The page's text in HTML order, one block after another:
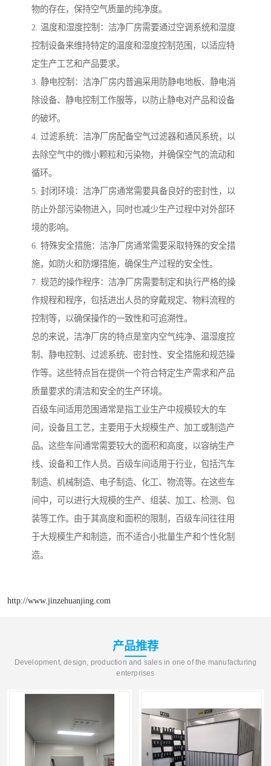
物的存在，保持空气质量的纯净度。
2. 温度和湿度控制：洁净厂房需要通过空调系统和湿度
控制设备来维持特定的温度和湿度控制范围，以适应特
定生产工艺和产品要求。
3. 静电控制：洁净厂房内普遍采用防静电地板、静电消
除设备、静电控制工作服等，以防止静电对产品和设备
的破坏。
4. 过滤系统：洁净厂房配备空气过滤器和通风系统，以
去除空气中的微小颗粒和污染物，并确保空气的流动和
循环。
5. 封闭环境：洁净厂房通常需要具备良好的密封性，以
防止外部污染物进入，同时也减少生产过程中对外部环
境的影响。
6. 特殊安全措施：洁净厂房通常需要采取特殊的安全措
施，如防火和防爆措施，确保生产过程的安全性。
7. 规范的操作程序：洁净厂房需要制定和执行严格的操
作规程和程序，包括进出人员的穿戴规定、物料流程的
控制等，以确保操作的一致性和可追溯性。
总的来说，洁净厂房的特点是室内空气纯净、温湿度控
制、静电控制、过滤系统、密封性、安全措施和规范操
作等。这些特点旨在提供一个符合特定生产需求和产品
质量要求的清洁和安全的生产环境。
百级车间适用范围通常是指工业生产中规模较大的车
间，设备且工艺，主要用于大规模生产、加工或制造产
品。这些车间通常需要较大的面积和高度，以容纳生产
线、设备和工作人员。百级车间适用于行业，包括汽车
制造、机械制造、电子制造、化工、物流等。在这些车
间中，可以进行大规模的生产、组装、加工、检测、包
装等工作。由于其高度和面积的限制，百级车间往往用
于大规模生产和制造，而不适合小批量生产和个性化制
造。
http://www.jinzehuanjing.com
产品推荐
Development, design, production and sales in one of the manufacturing
enterprises